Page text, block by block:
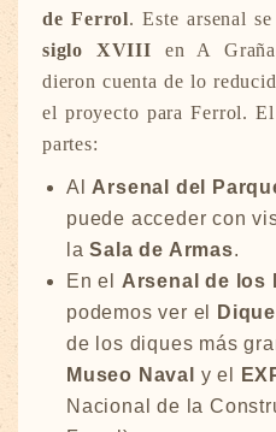
de Ferrol. Este arsenal
siglo XVIII en A
dieron cuenta de lo
el proyecto para Ferrol.
partes:
Al Arsenal del
puede acceder con
laSala de Armas.
En el Arsenal de los
podemos ver el
de los diques más
Museo Naval
y el
Nacional de la